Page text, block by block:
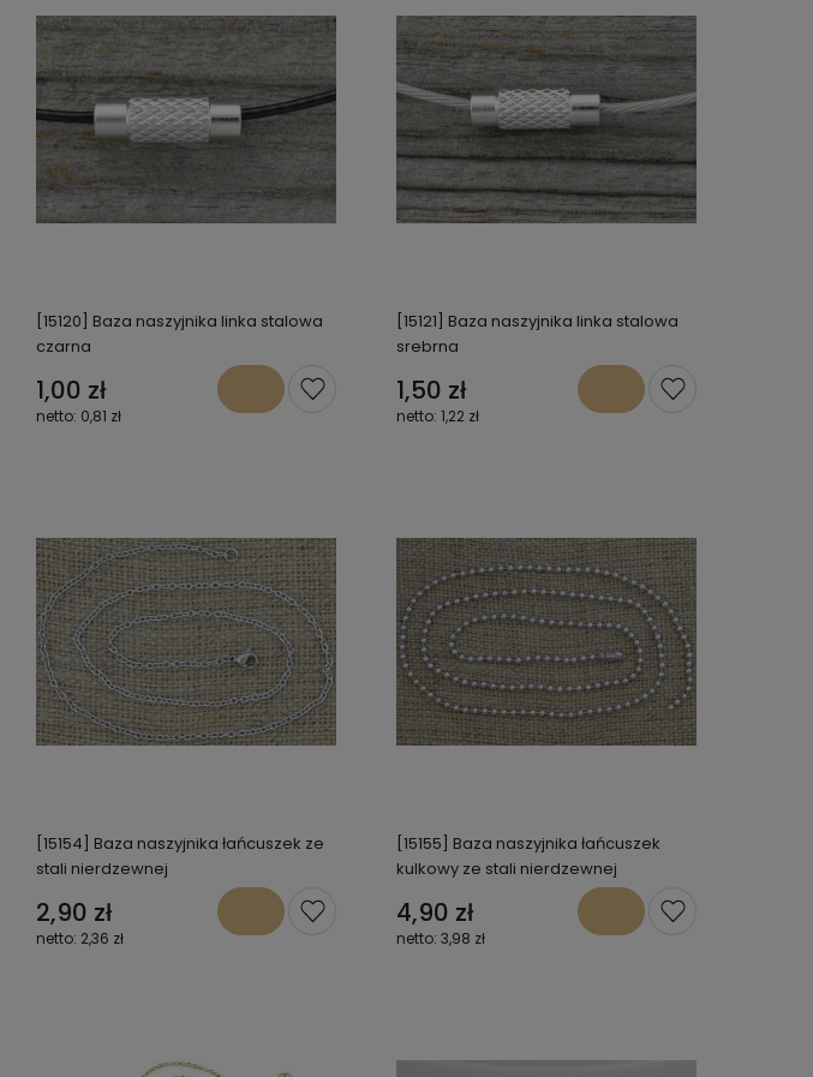
[15120] Baza naszyjnika linka stalowa
czarna
1,00 zł
0,81 zł
[15121] Baza naszyjnika linka stalowa
srebrna
1,50 zł
1,22 zł
[15154] Baza naszyjnika łańcuszek ze
stali nierdzewnej
2,90 zł
2,36 zł
[15155] Baza naszyjnika łańcuszek
kulkowy ze stali nierdzewnej
4,90 zł
3,98 zł